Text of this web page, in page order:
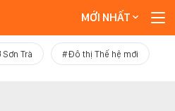
MỚI NHẤT
Trà #Đô thị Thế hệ mới